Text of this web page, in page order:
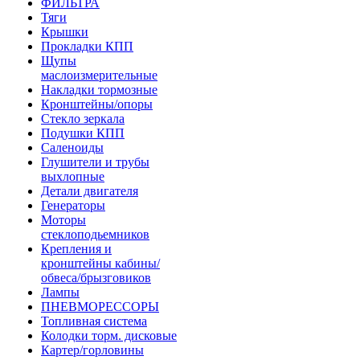
ФИЛЬТРА
Тяги
Крышки
Прокладки КПП
Щупы
маслоизмерительные
Накладки тормозные
Кронштейны/опоры
Стекло зеркала
Подушки КПП
Саленоиды
Глушители и трубы
выхлопные
Детали двигателя
Генераторы
Моторы
стеклоподьемников
Крепления и
кронштейны кабины/
обвеса/брызговиков
Лампы
ПНЕВМОРЕССОРЫ
Топливная система
Колодки торм. дисковые
Картер/горловины